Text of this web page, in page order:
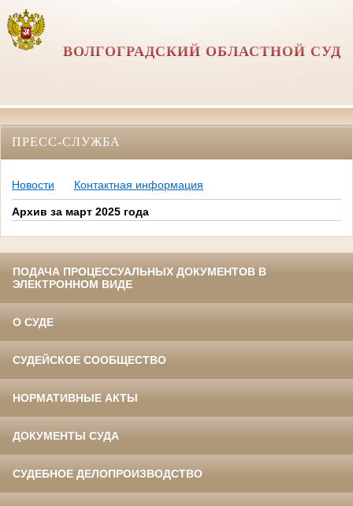
ВОЛГОГРАДСКИЙ ОБЛАСТНОЙ СУД
ПРЕСС-СЛУЖБА
Новости Контактная информация
Архив за март 2025 года
ПОДАЧА ПРОЦЕССУАЛЬНЫХ ДОКУМЕНТОВ В
ЭЛЕКТРОННОМ ВИДЕ
О СУДЕ
СУДЕЙСКОЕ СООБЩЕСТВО
НОРМАТИВНЫЕ АКТЫ
ДОКУМЕНТЫ СУДА
СУДЕБНОЕ ДЕЛОПРОИЗВОДСТВО